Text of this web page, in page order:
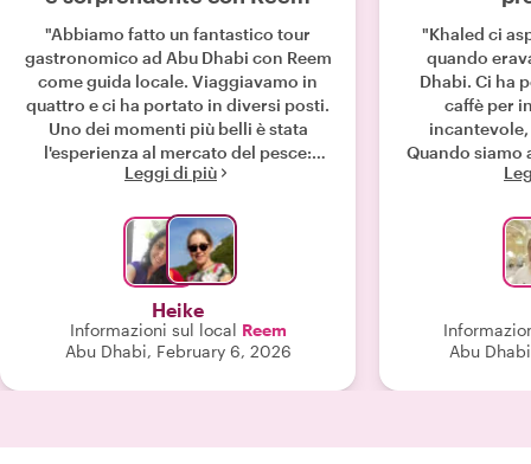
"Abbiamo fatto un fantastico tour
gastronomico ad Abu Dhabi con Reem
come guida locale. Viaggiavamo in
quattro e ci ha portato in diversi posti.
Uno dei momenti più belli è stata
l'esperienza al mercato del pesce:
abbiamo comprato lì del pesce fresco
ristorante: era assolutamente
delizioso e un'esperienza davvero
un'esperienza all'insegna
dell'incredibile cucina locale, ma
anche un'occasione per scoprire
molto su Abu Dhabi, la sua gente e le
sue tradizioni. Reem ha condiviso tanti
Leggi di più
Heike
Informazioni sul local Reem
Abu Dhabi, February 6, 2026
"Khaled ci
quando
Dhabi. Ci ha
caffè per
Quando siamo
braccia di
bianco e
comprato
braccia di
sua giacca,
Quando
di
Abu